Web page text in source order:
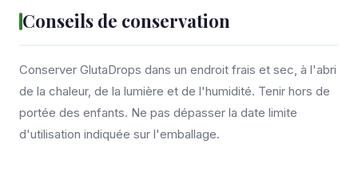
Conseils de conservation
Conserver GlutaDrops dans un endroit frais et sec, à l'abri
de la chaleur, de la lumière et de l'humidité. Tenir hors de
portée des enfants. Ne pas dépasser la date limite
d'utilisation indiquée sur l'emballage.